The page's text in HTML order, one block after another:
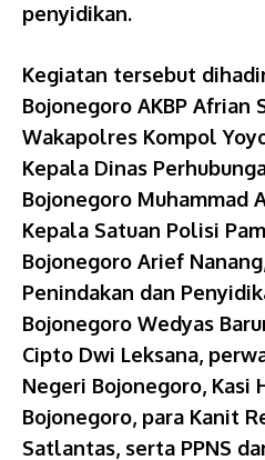
penyidikan.
Kegiatan tersebut
Bojonegoro AKBP Afrian
Wakapolres Kompol
Kepala Dinas
Bojonegoro Muhammad
Kepala Satuan Polisi
Bojonegoro Arief
Penindakan dan
Bojonegoro Wedyas
Cipto Dwi Leksana,
Negeri Bojonegoro, Kasi
Bojonegoro, para Kanit
Satlantas, serta PPNS